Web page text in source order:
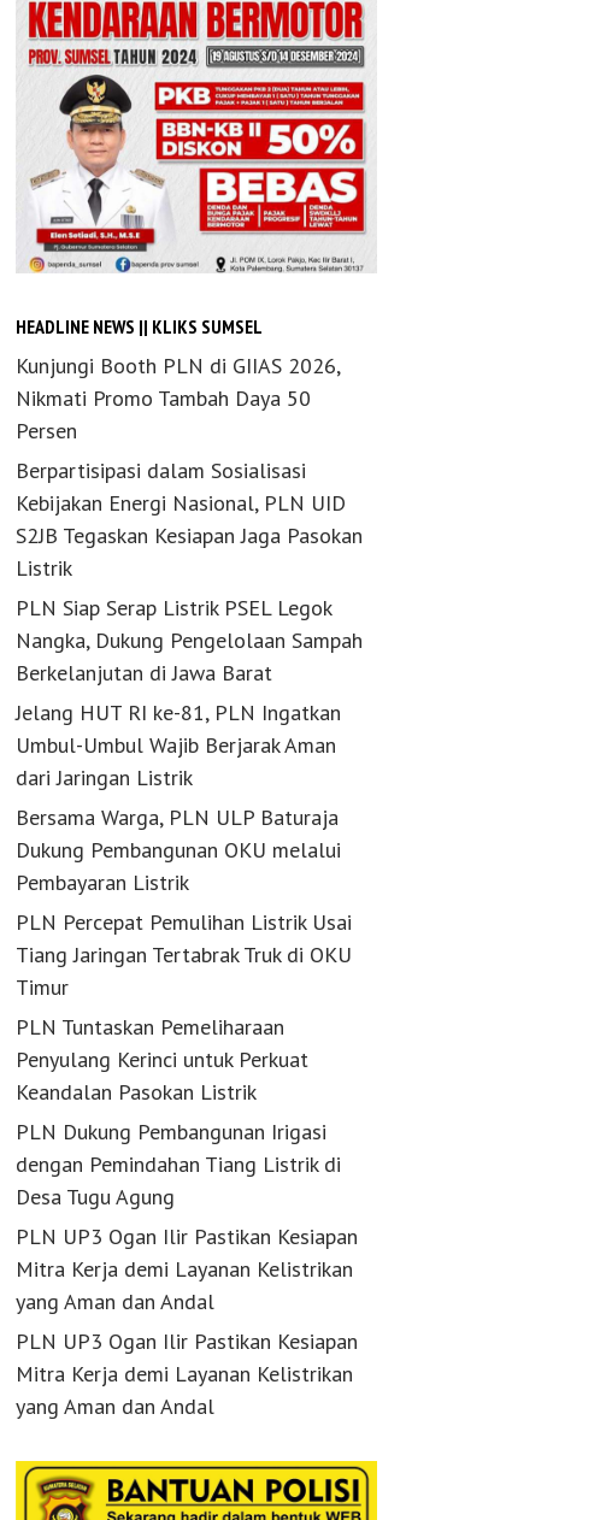
HEADLINE NEWS || KLIKS SUMSEL
Kunjungi Booth PLN di GIIAS 2026,
Nikmati Promo Tambah Daya 50
Persen
Berpartisipasi dalam Sosialisasi
Kebijakan Energi Nasional, PLN UID
S2JB Tegaskan Kesiapan Jaga Pasokan
Listrik
PLN Siap Serap Listrik PSEL Legok
Nangka, Dukung Pengelolaan Sampah
Berkelanjutan di Jawa Barat
Jelang HUT RI ke-81, PLN Ingatkan
Umbul-Umbul Wajib Berjarak Aman
dari Jaringan Listrik
Bersama Warga, PLN ULP Baturaja
Dukung Pembangunan OKU melalui
Pembayaran Listrik
PLN Percepat Pemulihan Listrik Usai
Tiang Jaringan Tertabrak Truk di OKU
Timur
PLN Tuntaskan Pemeliharaan
Penyulang Kerinci untuk Perkuat
Keandalan Pasokan Listrik
PLN Dukung Pembangunan Irigasi
dengan Pemindahan Tiang Listrik di
Desa Tugu Agung
PLN UP3 Ogan Ilir Pastikan Kesiapan
Mitra Kerja demi Layanan Kelistrikan
yang Aman dan Andal
PLN UP3 Ogan Ilir Pastikan Kesiapan
Mitra Kerja demi Layanan Kelistrikan
yang Aman dan Andal